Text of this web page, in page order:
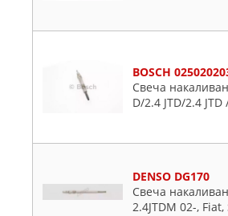
BOSCH
Свеча
D/2.4 JTD/2.4
DENSO DG170
Свеча
2.4JTDM 02-, Fiat,